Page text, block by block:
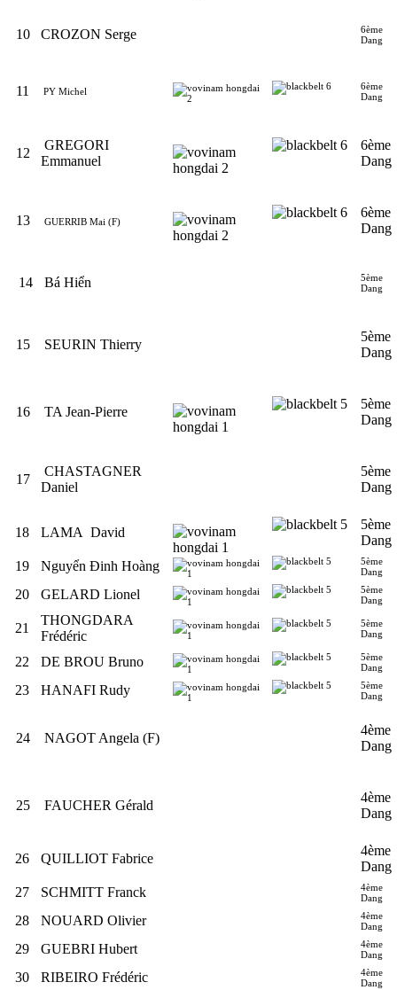
10 CROZON Serge
6ème
Dang
11 PY Michel
6ème
Dang
12
GREGORI
Emmanuel
6ème
Dang
13 GUERRIB Mai (F)
6ème
Dang
14 Bá Hiển
5ème
Dang
15 SEURIN Thierry
5ème
Dang
16 TA Jean-Pierre
5ème
Dang
17
CHASTAGNER
Daniel
5ème
Dang
18 LAMA David
5ème
Dang
19
Nguyển Đinh Hoàng
5ème
Dang
20 GELARD Lionel
5ème
Dang
21
THONGDARA
Frédéric
5ème
Dang
22 DE BROU Bruno
5ème
Dang
23 HANAFI Rudy
5ème
Dang
24 NAGOT Angela (F)
4ème
Dang
25 FAUCHER Gérald
4ème
Dang
26 QUILLIOT Fabrice
4ème
Dang
27
SCHMITT Franck
4ème
Dang
28 NOUARD Olivier
4ème
Dang
29 GUEBRI Hubert
4ème
Dang
30 RIBEIRO Frédéric
4ème
Dang